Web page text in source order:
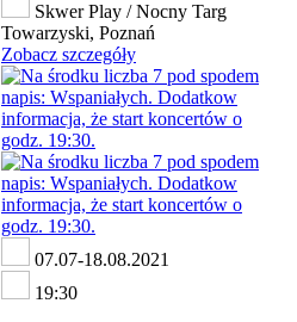
Skwer Play / Nocny Targ
Towarzyski, Poznań
Zobacz szczegóły
07.07-18.08.2021
19:30